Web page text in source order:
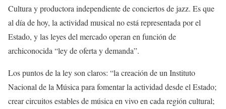
Cultura y productora independiente de conciertos de jazz. Es que
al día de hoy, la actividad musical no está representada por el
Estado, y las leyes del mercado operan en función de
archiconocida “ley de oferta y demanda”.
Los puntos de la ley son claros: “la creación de un Instituto
Nacional de la Música para fomentar la actividad desde el Estado;
crear circuitos estables de música en vivo en cada región cultural;